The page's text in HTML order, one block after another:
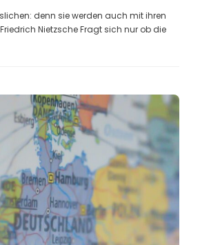
denn sie werden auch mit ihren
Nietzsche Fragt sich nur ob die